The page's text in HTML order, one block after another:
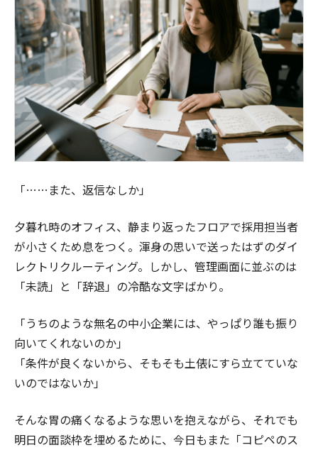
「……また、返信なしか」
夕暮れ時のオフィス、静まり返ったフロアで採用担当者
が小さくため息をつく。渾身の思いで送ったはずのダイ
レクトリクルーティング。しかし、管理画面に並ぶのは
「未読」と「辞退」の冷酷な文字ばかり。
「うちのような無名の中小企業には、やっぱり誰も振り
向いてくれないのか」
「条件が良くないから、そもそも土俵にすら立てていな
いのではないか」
そんな胃の痛くなるような思いを抱えながら、それでも
明日の面談枠を埋めるために、今日もまた「コピペのス